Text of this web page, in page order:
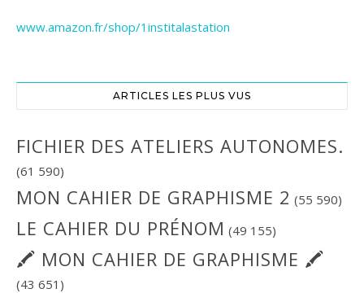
www.amazon.fr/shop/1institalastation
ARTICLES LES PLUS VUS
FICHIER DES ATELIERS AUTONOMES.
(61 590)
MON CAHIER DE GRAPHISME 2 (55 590)
LE CAHIER DU PRÉNOM (49 155)
🖍 MON CAHIER DE GRAPHISME 🖍
(43 651)